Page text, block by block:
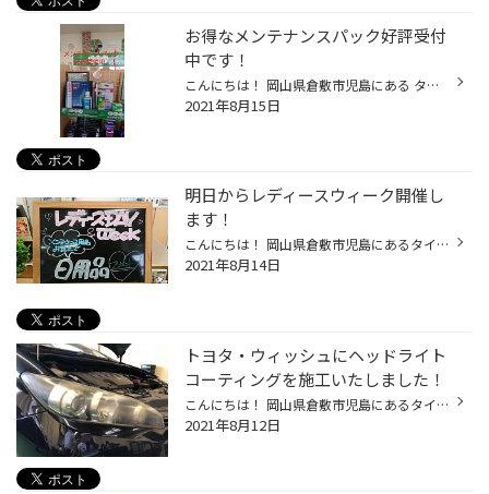
お得なメンテナンスパック好評受付
中です！
こんにちは！ 岡山県倉敷市児島にある タイヤ館 アクロスプラザ倉敷児島店スタッフのスマスです！ いつも当店のWebページをご覧いただきありがとうございます！ 児島では下津井でとれる下津井タコが有名です！刺身に始めタコ飯など瀬戸内海はおいしい海の幸が多いですよ！一度食べてみてください(^^...
2021年8月15日
明日からレディースウィーク開催し
ます！
こんにちは！ 岡山県倉敷市児島にあるタイヤ館 アクロスプラザ倉敷児島店スタッフスマスです！ 毎月好評をいただいていますレディースウィークですが今月も開催いたします！！！ レディースウィークはレディースデーの期間を1週間に伸ばし開催いたします！ 女性の方はオイル・メンテナンス用品が20...
2021年8月14日
トヨタ・ウィッシュにヘッドライト
コーティングを施工いたしました！
こんにちは！ 岡山県倉敷市児島にあるタイヤ館 アクロスプラザ倉敷児島店スタッフのスマスです！ いつも当店のWEBページをご覧いただきありがとうございます！ 大雨が降り続けてますね(>_<) みなさん河川の状況にお気をつけくださいね！ 本日はトヨタ・ウィッシュのお客様にヘッドライトコーティン...
2021年8月12日